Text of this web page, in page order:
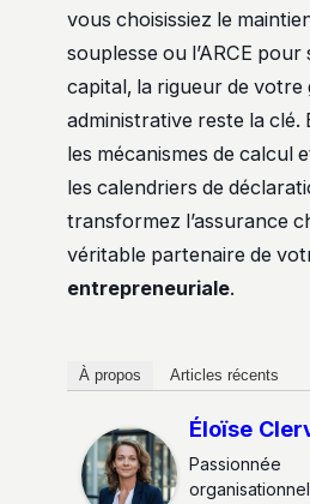
vous choisissiez le
souplesse ou l’ARCE
capital, la rigueur de votre
administrative reste la clé.
les mécanismes de calcul
les calendriers de
transformez l’assurance
véritable partenaire de
entrepreneuriale.
À propos Articles récents
Éloïse